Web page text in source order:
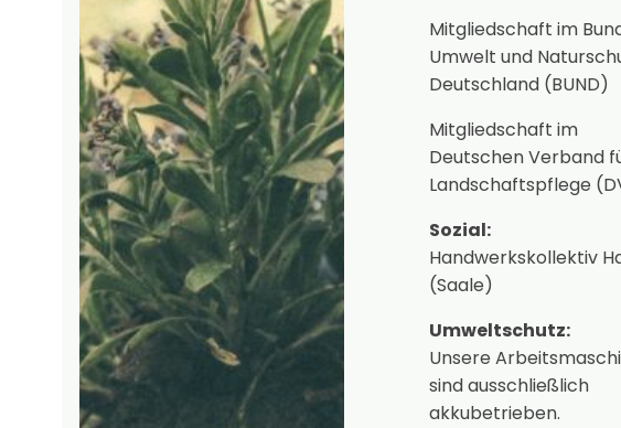
Mitgliedschaft im
Umwelt und
Deutschland (BUND)
Mitgliedschaft im
Deutschen Verband
Landschaftspflege
Sozial:
Handwerkskollektiv
(Saale)
Umweltschutz:
Unsere
sind ausschließlich
akkubetrieben.